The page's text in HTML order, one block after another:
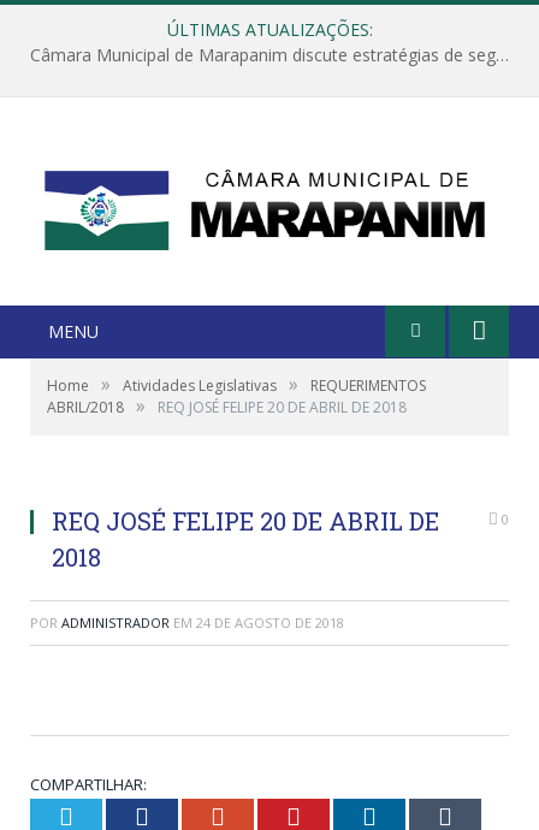
ÚLTIMAS ATUALIZAÇÕES:
Câmara Municipal de Marapanim discute estratégias de segurança com autoridades e poder executivo
MENU
Home » Atividades Legislativas »
REQUERIMENTOS
ABRIL/2018 » REQ JOSÉ FELIPE 20 DE ABRIL DE 2018
REQ JOSÉ FELIPE 20 DE ABRIL DE
2018
0
POR ADMINISTRADOR EM 24 DE AGOSTO DE 2018
COMPARTILHAR:
Twitter Facebook Google+ Pinterest LinkedIn